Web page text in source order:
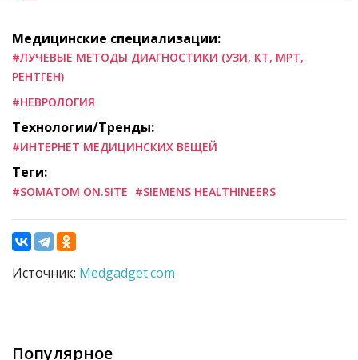
Медицинские специализации:
#ЛУЧЕВЫЕ МЕТОДЫ ДИАГНОСТИКИ (УЗИ, КТ, МРТ,
РЕНТГЕН)
#НЕВРОЛОГИЯ
Технологии/Тренды:
#ИНТЕРНЕТ МЕДИЦИНСКИХ ВЕЩЕЙ
Теги:
#SOMATOM ON.SITE #SIEMENS HEALTHINEERS
Источник: Medgadget.com
Популярное